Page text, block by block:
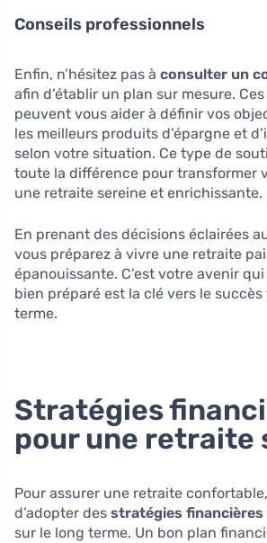
Conseils professionnels
Enfin, n’hésitez pas à consulter un
afin d’établir un plan sur mesure.
peuvent vous aider à définir vos
les meilleurs produits d’épargne et
selon votre situation. Ce type de
toute la différence pour transformer
une retraite sereine et enrichissante.
En prenant des décisions éclairées
vous préparez à vivre une retraite
épanouissante. C’est votre avenir
bien préparé est la clé vers le
terme.
Stratégies
pour une retraite
Pour assurer une retraite
d’adopter des stratégies financières
sur le long terme. Un bon plan